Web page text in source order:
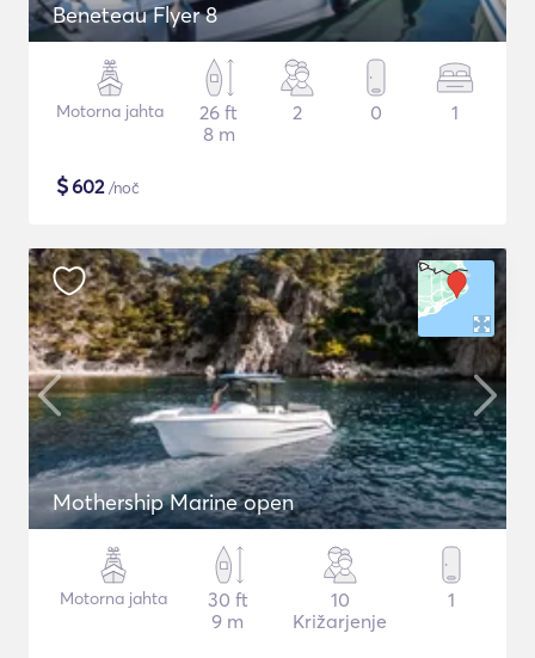
Beneteau Flyer 8
Motorna jahta
26 ft
8 m
2 0 1
$602/noč
Mothership Marine open
Motorna jahta
30 ft
9 m
10
Križarjenje
1